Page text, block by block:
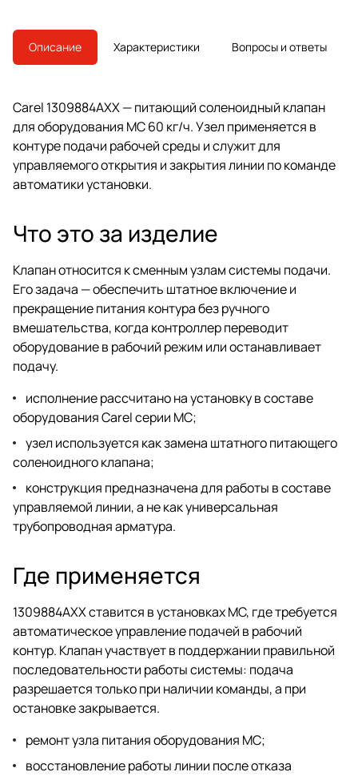
Описание Характеристики Вопросы и ответы
Carel 1309884AXX — питающий соленоидный клапан
для оборудования MC 60 кг/ч. Узел применяется в
контуре подачи рабочей среды и служит для
управляемого открытия и закрытия линии по команде
автоматики установки.
Что это за изделие
Клапан относится к сменным узлам системы подачи.
Его задача — обеспечить штатное включение и
прекращение питания контура без ручного
вмешательства, когда контроллер переводит
оборудование в рабочий режим или останавливает
подачу.
исполнение рассчитано на установку в составе
оборудования Carel серии MC;
узел используется как замена штатного питающего
соленоидного клапана;
конструкция предназначена для работы в составе
управляемой линии, а не как универсальная
трубопроводная арматура.
Где применяется
1309884AXX ставится в установках MC, где требуется
автоматическое управление подачей в рабочий
контур. Клапан участвует в поддержании правильной
последовательности работы системы: подача
разрешается только при наличии команды, а при
остановке закрывается.
ремонт узла питания оборудования MC;
восстановление работы линии после отказа